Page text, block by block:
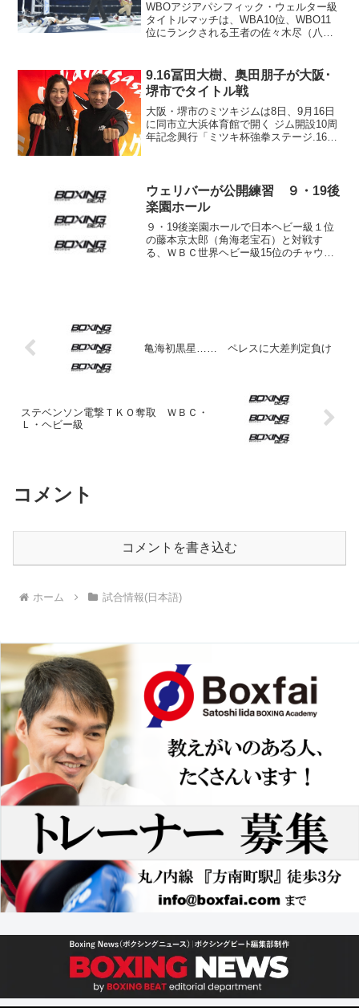
WBOアジアパシフィック・ウェルター級
タイトルマッチは、WBA10位、WBO11
位にランクされる王者の佐々木尽（八王
ェルター級頂上対決を制し、同王座の初
防衛に成...
9.16冨田大樹、奥田朋子が大阪･
堺市でタイトル戦
大阪・堺市のミツキジムは8日、9月16日
に同市立大浜体育館で開く ジム開設10周
年記念興行「ミツキ杯強拳ステージ.16」
同...
ウェリバーが公開練習 ９・19後
楽園ホール
９・19後楽園ホールで日本ヘビー級１位
の藤本京太郎（角海老宝石）と対戦す
る、ＷＢＣ世界ヘビー級15位のチャウン
亀海初黒星…… ペレスに大差判定負け
ステベンソン電撃ＴＫＯ奪取 ＷＢＣ・
Ｌ・ヘビー級
コメント
コメントを書き込む
ホーム 試合情報(日本語)